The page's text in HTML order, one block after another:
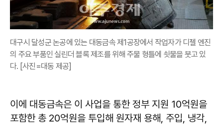
대구시 달성군 논공에 있는 대동금속 제1공장에서 작업자가 디젤 엔진
의 주요 부품인 실린더 블록 제조를 위해 주물 형틀에 쇳물을 붓고 있
다. [사진=대동 제공]
이에 대동금속은 이 사업을 통한 정부 지원 10억원을
포함한 총 20억원을 투입해 원자재 용해, 주입, 냉각,